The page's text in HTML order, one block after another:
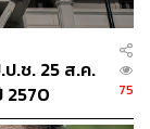
.ช. 25 ส.ค.
2570
75